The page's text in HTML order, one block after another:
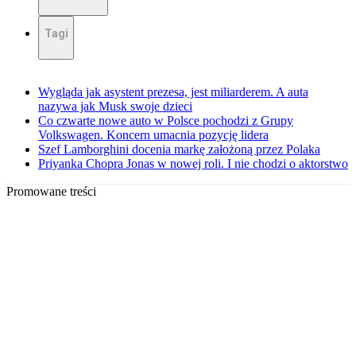
Tagi
Wygląda jak asystent prezesa, jest miliarderem. A auta
nazywa jak Musk swoje dzieci
Co czwarte nowe auto w Polsce pochodzi z Grupy
Volkswagen. Koncern umacnia pozycję lidera
Szef Lamborghini docenia markę założoną przez Polaka
Priyanka Chopra Jonas w nowej roli. I nie chodzi o aktorstwo
Promowane treści